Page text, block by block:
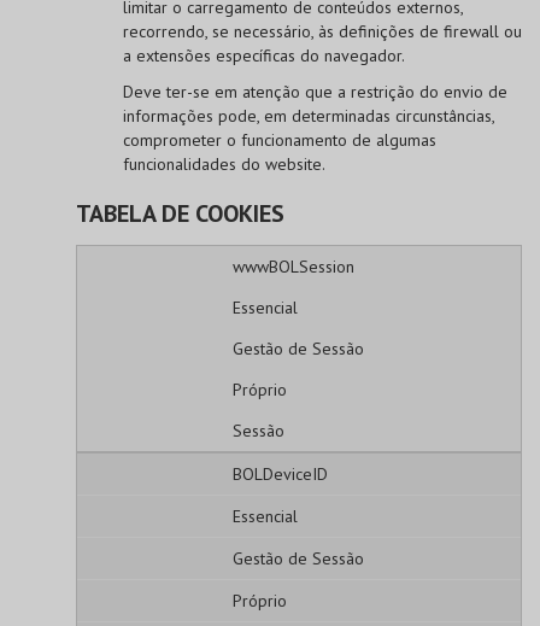
limitar o carregamento de conteúdos externos,
recorrendo, se necessário, às definições de firewall ou
a extensões específicas do navegador.
Deve ter-se em atenção que a restrição do envio de
informações pode, em determinadas circunstâncias,
comprometer o funcionamento de algumas
funcionalidades do website.
TABELA DE COOKIES
wwwBOLSession
Essencial
Gestão de Sessão
Próprio
Sessão
BOLDeviceID
Essencial
Gestão de Sessão
Próprio